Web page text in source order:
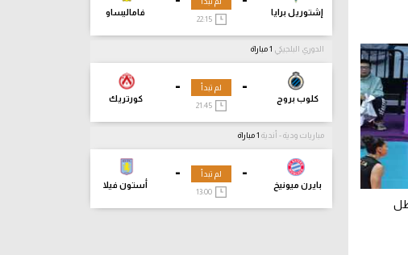
إشتوريل برايا فاماليساو
22:15
الدوري البلجيكي
-
كلوب بروج
-
كورتريك
لم تبدأ
مباريات ودية - أندية
-
بايرن ميونيخ
-
أستون فيلا
لم تبدأ